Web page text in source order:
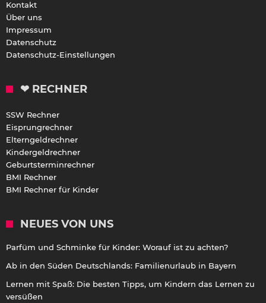
Kontakt
Über uns
Impressum
Datenschutz
Datenschutz-Einstellungen
❤ RECHNER
SSW Rechner
Eisprungrechner
Elterngeldrechner
Kindergeldrechner
Geburtsterminrechner
BMI Rechner
BMI Rechner für Kinder
NEUES VON UNS
Parfüm und Schminke für Kinder: Worauf ist zu achten?
Ab in den Süden Deutschlands: Familienurlaub in Bayern
Lernen mit Spaß: Die besten Tipps, um Kindern das Lernen zu
versüßen